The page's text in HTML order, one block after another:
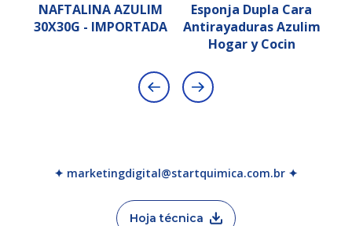
NAFTALINA AZULIM
30X30G - IMPORTADA
Esponja Dupla Cara
Antirayaduras Azulim
Hogar y Cocin
✦ marketingdigital@startquimica.com.br ✦
Hoja técnica